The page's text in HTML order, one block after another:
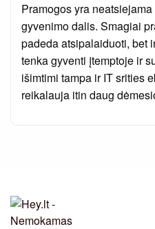
Pramogos yra
gyvenimo dalis. Smagiai
padeda atsipalaiduoti, bet
tenka gyventi įtemptoje ir
išimtimi tampa ir IT srities
reikalauja itin daug